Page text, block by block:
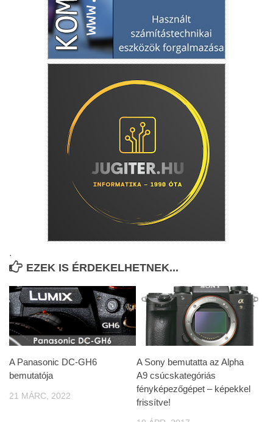
.
EZEK IS ÉRDEKELHETNEK...
A Panasonic DC-GH6
bemutatója
21 MÁRC, 2022
A Sony bemutatta az Alpha
A9 csúcskategóriás
fényképezőgépet – képekkel
frissítve!